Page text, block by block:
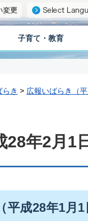
子育て・教育
らき > 広報いばらき（平
28年2月1
成28年1月1